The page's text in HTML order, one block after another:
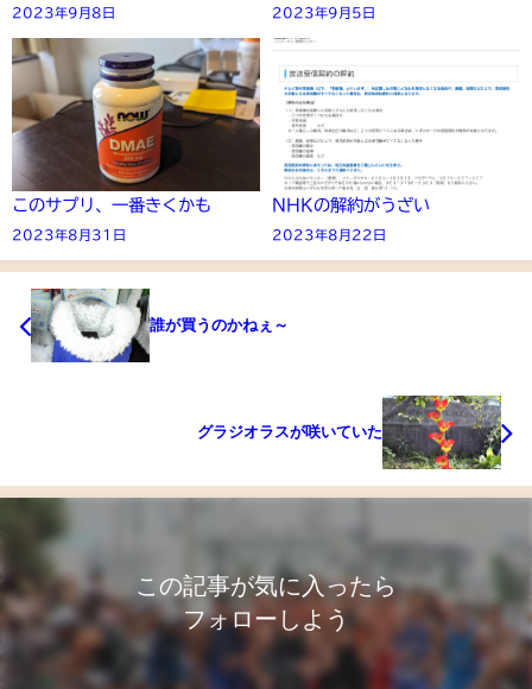
2023年9月8日 2023年9月5日
このサプリ、一番きくかも
2023年8月31日
NHKの解約がうざい
2023年8月22日
誰が買うのかねぇ～
グラジオラスが咲いていた
この記事が気に入ったら
フォローしよう